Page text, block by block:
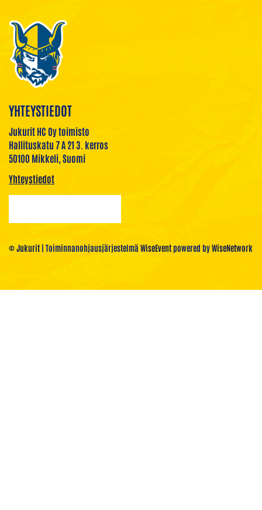
YHTEYSTIEDOT
Jukurit HC Oy toimisto
Hallituskatu 7 A 21 3. kerros
50100 Mikkeli, Suomi
Yhteystiedot
© Jukurit | Toiminnanohjausjärjestelmä WiseEventpowered byWiseNetwork